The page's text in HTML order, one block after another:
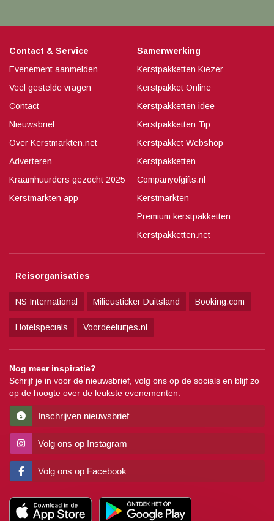
Contact & Service
Evenement aanmelden
Veel gestelde vragen
Contact
Nieuwsbrief
Over Kerstmarkten.net
Adverteren
Kraamhuurders gezocht 2025
Kerstmarkten app
Samenwerking
Kerstpakketten Kiezer
Kerstpakket Online
Kerstpakketten idee
Kerstpakketten Tip
Kerstpakket Webshop
Kerstpakketten
Companyofgifts.nl
Kerstmarkten
Premium kerstpakketten
Kerstpakketten.net
Reisorganisaties
NS International Milieusticker Duitsland Booking.com
Hotelspecials Voordeeluitjes.nl
Nog meer inspiratie?
Schrijf je in voor de nieuwsbrief, volg ons op de socials en blijf zo
op de hoogte over de leukste evenementen.
Inschrijven nieuwsbrief
Volg ons op Instagram
Volg ons op Facebook